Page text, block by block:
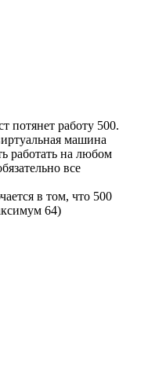
потянет работу 500.
машина
работать на любом
все
в том, что 500
64)